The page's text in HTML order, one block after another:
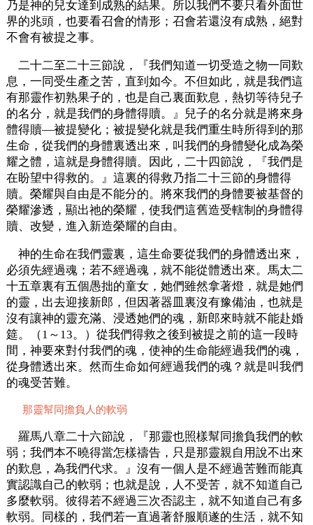
乃是神的兒女達到成熟的結果。所以我們不要只看外面世
界的兆頭，也要看召會的情形；召會若還沒有成熟，絕對
不會有被提之事。
二十二至二十三節說，『我們知道一切受造之物一同歎
息，一同受生產之苦，直到如今。不但如此，就是我們這
有那靈作初熟果子的，也是自己裏面歎息，熱切等待兒子
的名分，就是我們的身體得贖。』兒子的名分就是將來身
體得贖—被提變化；被提變化就是我們重生時所得到的那
生命，從我們的身體裏透出來，叫我們的身體變化成為榮
耀之體，這就是身體得贖。因此，二十四節說，『我們是
在盼望中得救的。』這裏的得救乃指二十三節的身體得
贖。榮耀與自由是不能分的。將來我們的身體要被基督的
榮耀滲透，顯出祂的榮耀，使我們這舊造受轄制的身體得
贖、改變，進入新造榮耀的自由。
神的生命在我們靈裏，這生命要從我們的身體透出來，
必須先經過魂；若不經過魂，就不能從體透出來。馬太二
十五章裏有五個愚拙的童女，她們雖然拿著燈，就是她們
的靈，出去迎接新郎，但因著器皿裏沒有豫備油，也就是
沒有讓神的靈充滿、浸透她們的魂，新郎來時就不能赴婚
筵。（1～13。）從我們得救之後到被提之前的這一段時
間，神要來對付我們的魂，使神的生命能經過我們的魂，
從身體透出來。然而生命如何經過我們的魂？就是叫我們
的魂受苦難。
那靈幫同擔負人的軟弱
羅馬八章二十六節說，『那靈也照樣幫同擔負我們的軟
弱；我們本不曉得當怎樣禱告，只是那靈親自用說不出來
的歎息，為我們代求。』沒有一個人是不經過苦難而能真
實認識自己的軟弱；也就是說，人不受苦，就不知道自己
多麼軟弱。彼得若不經過三次否認主，就不知道自己有多
軟弱。同樣的，我們若一直過著舒服順遂的生活，就不知